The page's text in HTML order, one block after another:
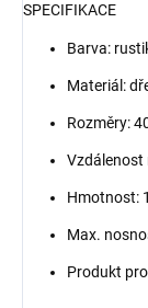
SPECIFIKACE
Barva:
Materiál:
Rozměry:
Vzdálenost
Hmotnost:
Max.
Produkt